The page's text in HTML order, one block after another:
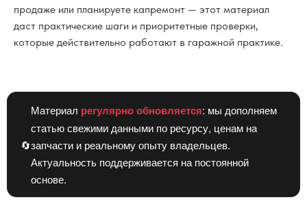
продаже или планируете капремонт — этот материал
даст практические шаги и приоритетные проверки,
которые действительно работают в гаражной практике.
🔄
Материал регулярно обновляется: мы дополняем
статью свежими данными по ресурсу, ценам на
запчасти и реальному опыту владельцев.
Актуальность поддерживается на постоянной
основе.